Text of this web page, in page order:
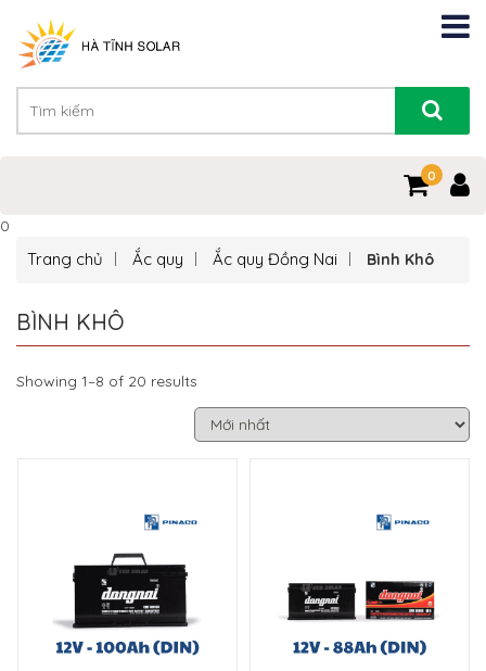
0
0
Trang chủ Ắc quy Ắc quy Đồng Nai Bình Khô
BÌNH KHÔ
Showing 1–8 of 20 results